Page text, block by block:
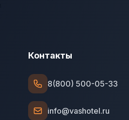
Контакты
8(800) 500-05-33
info@vashotel.ru